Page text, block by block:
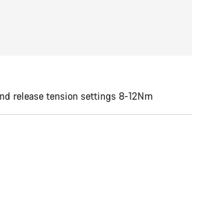
release tension settings 8-12Nm